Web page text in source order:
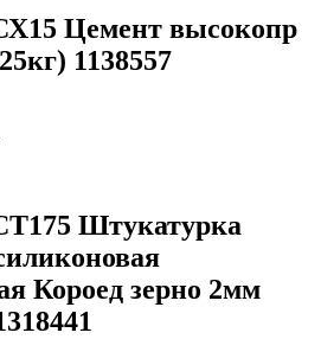
Цемент высокопр
1138557
Штукатурка
Короед зерно 2мм